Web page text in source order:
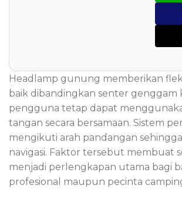
Headlamp gunung memberikan
baik dibandingkan senter genggam
pengguna tetap dapat
tangan secara bersamaan. Sistem
mengikuti arah pandangan
navigasi. Faktor tersebut membuat
menjadi perlengkapan utama bagi
profesional maupun pecinta